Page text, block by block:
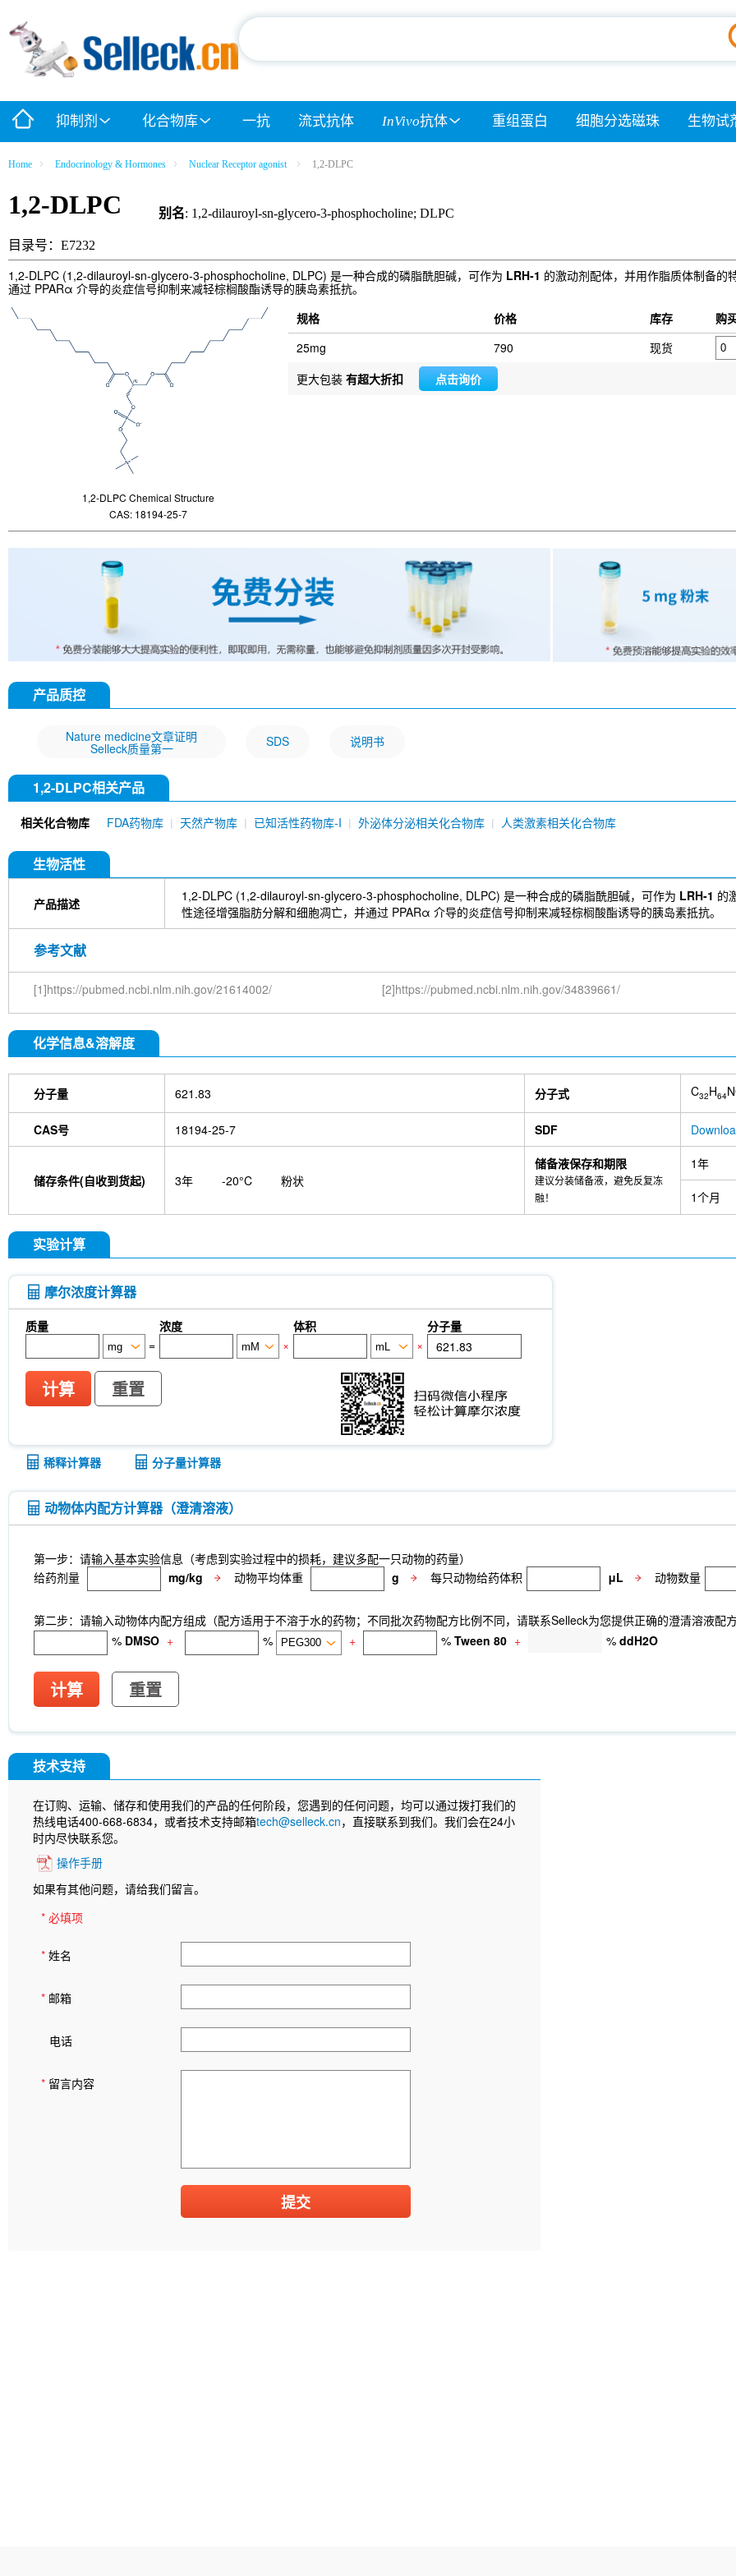
抑制剂 化合物库 一抗 流式抗体 InVivo抗体 重组蛋白 细胞分选磁珠 生物试
Home Endocrinology & Hormones Nuclear Receptor agonist 1,2-DLPC
1,2-DLPC 别名: 1,2‑dilauroyl‑sn‑glycero‑3‑phosphocholine; DLPC
目录号：E7232
1,2‑DLPC (1,2‑dilauroyl‑sn‑glycero‑3‑phosphocholine, DLPC) 是一种合成的磷脂酰胆碱，可作为 LRH‑1 的激动剂配体，并用作脂质体制备
通过 PPARα 介导的炎症信号抑制来减轻棕榈酸酯诱导的胰岛素抵抗。
1,2-DLPC Chemical Structure
CAS: 18194-25-7
规格 价格 库存
购
25mg
790
现货
更大包装 有超大折扣 点击询价
产品质控
Nature medicine文章证明
Selleck质量第一 SDS 说明书
1,2-DLPC相关产品
相关化合物库 FDA药物库 天然产物库 已知活性药物库-I 外泌体分泌相关化合物库 人类激素相关化合物库
生物活性
产品描述 1,2‑DLPC (1,2‑dilauroyl‑sn‑glycero‑3‑phosphocholine, DLPC) 是一种合成的磷脂酰胆碱，可作为 LRH‑1 的
性途径增强脂肪分解和细胞凋亡，并通过 PPARα 介导的炎症信号抑制来减轻棕榈酸酯诱导的胰岛素抵抗。
参考文献
[1]https://pubmed.ncbi.nlm.nih.gov/21614002/ [2]https://pubmed.ncbi.nlm.nih.gov/34839661/
化学信息&溶解度
分子量 621.83 分子式 C32H64
CAS号 18194-25-7 SDF
储存条件(自收到货起) 3年 -20°C 粉状
储备液保存和期限
建议分装储备液，避免反复冻
融！
1年
1个月
实验计算
摩尔浓度计算器
质量 浓度 体积
分子量
=
× ×
计算 重置
稀释计算器 分子量计算器
动物体内配方计算器（澄清溶液）
第一步：请输入基本实验信息（考虑到实验过程中的损耗，建议多配一只动物的药量）
给药剂量
mg/kg 动物平均体重 g 每只动物给药体积 μL 动物数量
第二步：请输入动物体内配方组成（配方适用于不溶于水的药物；不同批次药物配方比例不同，请联系Selleck为您提供正确的澄清溶液配
% DMSO + % + % Tween 80 + % ddH2O
计算 重置
技术支持
在订购、运输、储存和使用我们的产品的任何阶段，您遇到的任何问题，均可以通过拨打我们的
热线电话400-668-6834，或者技术支持邮箱tech@selleck.cn，直接联系到我们。我们会在24小
时内尽快联系您。
操作手册
如果有其他问题，请给我们留言。
* 必填项
* 姓名
* 邮箱
电话
* 留言内容